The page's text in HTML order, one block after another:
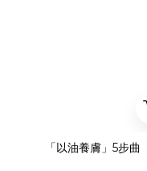
「以油養膚」5步曲